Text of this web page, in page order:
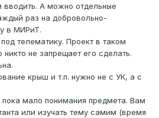
вводить. А можно отдельные
раз на добровольно-
в МИРиТ.
телематику. Проект в таком
никто не запрещает его сделать.
крыш и т.п. нужно не с УК, а с
мало понимания предмета. Вам
или изучать тему самим (время